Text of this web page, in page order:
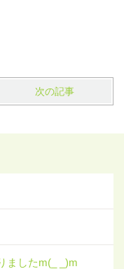
次の記事
ましたm(_ _)m